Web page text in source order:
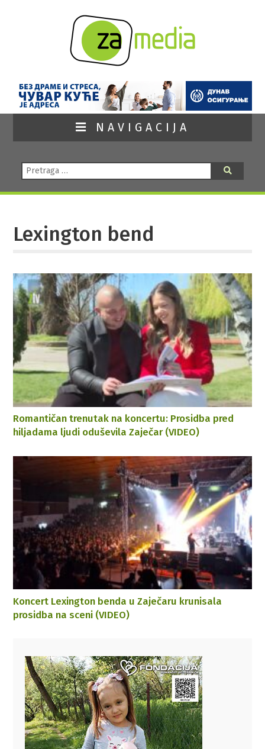
NAVIGACIJA
Pretraga:
Lexington bend
Romantičan trenutak na koncertu: Prosidba pred
hiljadama ljudi oduševila Zaječar (VIDEO)
Koncert Lexington benda u Zaječaru krunisala
prosidba na sceni (VIDEO)